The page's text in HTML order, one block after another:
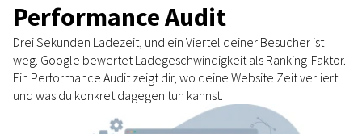
Performance Audit
Drei Sekunden Ladezeit, und ein Viertel deiner Besucher ist
weg. Google bewertet Ladegeschwindigkeit als Ranking-Faktor.
Ein Performance Audit zeigt dir, wo deine Website Zeit verliert
und was du konkret dagegen tun kannst.